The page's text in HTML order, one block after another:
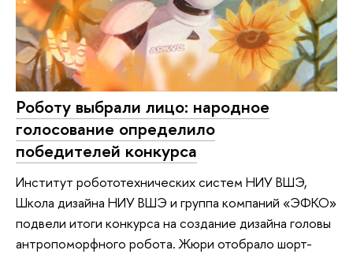
Роботу выбрали лицо: народное
голосование определило
победителей конкурса
Институт робототехнических систем НИУ ВШЭ,
Школа дизайна НИУ ВШЭ и группа компаний «ЭФКО»
подвели итоги конкурса на создание дизайна головы
антропоморфного робота. Жюри отобрало шорт-